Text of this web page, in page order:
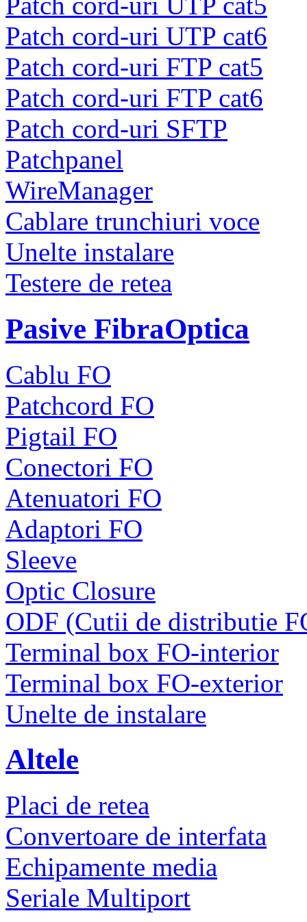
Patch cord-uri UTP cat6
Patch cord-uri FTP cat5
Patch cord-uri FTP cat6
Patch cord-uri SFTP
Patchpanel
WireManager
Cablare trunchiuri voce
Unelte instalare
Testere de retea
Pasive FibraOptica
Cablu FO
Patchcord FO
Pigtail FO
Conectori FO
Atenuatori FO
Adaptori FO
Sleeve
Optic Closure
ODF (Cutii de distributie
Terminal box FO-interior
Terminal box FO-exterior
Unelte de instalare
Altele
Placi de retea
Convertoare de interfata
Echipamente media
Seriale Multiport